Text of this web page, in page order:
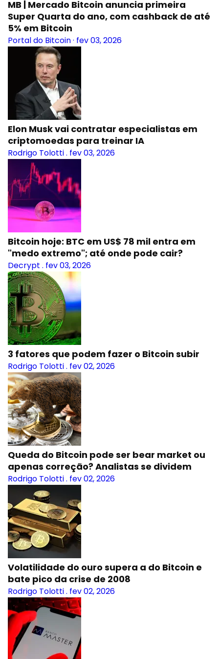
MB | Mercado Bitcoin anuncia primeira
Super Quarta do ano, com cashback de até
5% em Bitcoin
Portal do Bitcoin· fev 03, 2026
Elon Musk vai contratar especialistas em
criptomoedas para treinar IA
Rodrigo Tolotti. fev 03, 2026
Bitcoin hoje: BTC em US$ 78 mil entra em
"medo extremo"; até onde pode cair?
Decrypt . fev 03, 2026
3 fatores que podem fazer o Bitcoin subir
Rodrigo Tolotti. fev 02, 2026
Queda do Bitcoin pode ser bear market ou
apenas correção? Analistas se dividem
Rodrigo Tolotti. fev 02, 2026
Volatilidade do ouro supera a do Bitcoin e
bate pico da crise de 2008
Rodrigo Tolotti. fev 02, 2026